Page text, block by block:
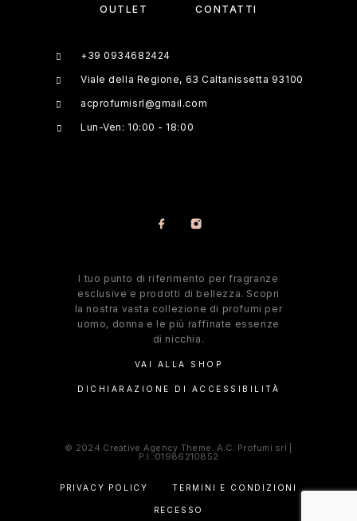
OUTLET CONTATTI
+39 0934682424
Viale della Regione, 63 Caltanissetta 93100
acprofumisrl@gmail.com
Lun-Ven: 10:00 - 18:00
l tuo punto di riferimento per fragranze
esclusive e prodotti di bellezza. Scopri
la nostra vasta collezione di profumi per
uomo, donna e le più raffinate essenze
di nicchia.
VAI ALLA SHOP
DICHIARAZIONE DI ACCESSIBILITÀ
© 2024 Creative Agency Theme. A.C. Profumi srl |
P.I.:01986210852
PRIVACY POLICY TERMINI E CONDIZIONI
RECESSO